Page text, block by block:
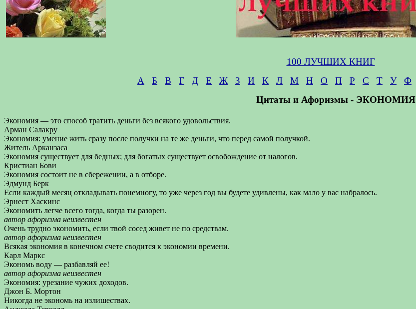
100 ЛУЧШИХ КНИГ
А
Б В Г Д Е Ж З И К Л М Н О П Р С Т У Ф
Цитаты и Афоризмы - ЭКОНОМИЯ
Экономия — это способ тратить деньги без всякого удовольствия.
Арман Салакру
Экономия: умение жить сразу после получки на те же деньги, что перед самой получкой.
Житель Арканзаса
Экономия существует для бедных; для богатых существует освобождение от налогов.
Кристиан Бови
Экономия состоит не в сбережении, а в отборе.
Эдмунд Берк
Если каждый месяц откладывать понемногу, то уже через год вы будете удивлены, как мало у вас набралось.
Эрнест Хаскинс
Экономить легче всего тогда, когда ты разорен.
автор афоризма неизвестен
Очень трудно экономить, если твой сосед живет не по средствам.
автор афоризма неизвестен
Всякая экономия в конечном счете сводится к экономии времени.
Карл Маркс
Экономь воду — разбавляй ее!
автор афоризма неизвестен
Экономия: урезание чужих доходов.
Джон Б. Мортон
Никогда не экономь на излишествах.